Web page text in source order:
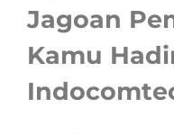
Jagoan
Kamu